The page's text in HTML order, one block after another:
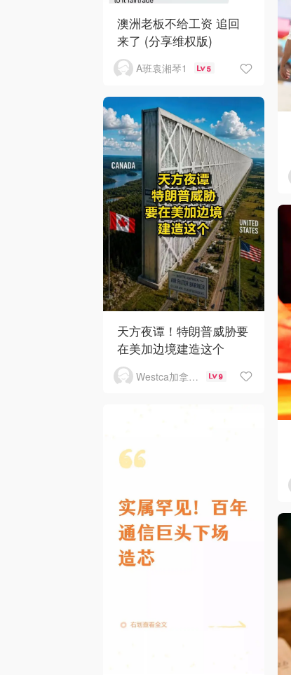
澳洲老板不给工资 追回
来了 (分享维权版)
A班袁湘琴1 5
天方夜谭！特朗普威胁要
在美加边境建造这个
Westca加拿大生活 9